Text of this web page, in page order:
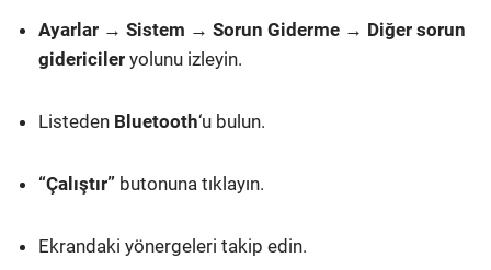
Ayarlar → Sistem → Sorun Giderme → Diğer sorun
gidericiler yolunu izleyin.
Listeden Bluetooth‘u bulun.
“Çalıştır” butonuna tıklayın.
Ekrandaki yönergeleri takip edin.